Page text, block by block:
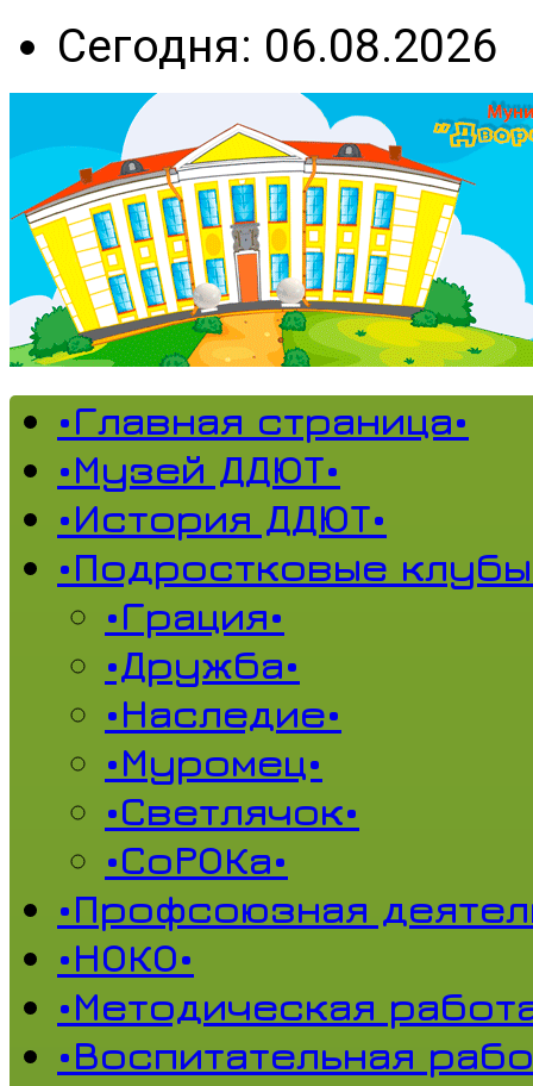
Сегодня: 06.08.2026
•Главная страница•
•Музей ДДЮТ•
•История ДДЮТ•
•Подростковые
•Грация•
•Дружба•
•Наследие•
•Муромец•
•Светлячок•
•СоРОКа•
•Профсоюзная
•НОКО•
•Методическая
•Воспитательная